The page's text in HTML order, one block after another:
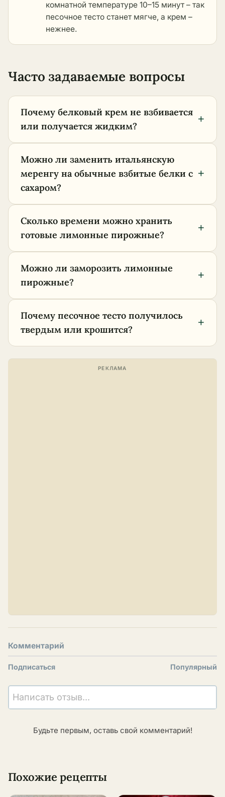
комнатной температуре 10–15 минут – так
песочное тесто станет мягче, а крем –
нежнее.
Часто задаваемые вопросы
Почему белковый крем не взбивается
или получается жидким?
+
Можно ли заменить итальянскую
меренгу на обычные взбитые белки с
сахаром?
+
Сколько времени можно хранить
готовые лимонные пирожные?
+
Можно ли заморозить лимонные
пирожные?
+
Почему песочное тесто получилось
твердым или крошится?
+
Комментарий
Подписаться Популярный
Написать отзыв...
Будьте первым, оставь свой комментарий!
Похожие рецепты